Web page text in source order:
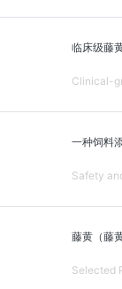
临床级藤
Clinical-
一种饲料
Safety
藤黄（藤
Selected